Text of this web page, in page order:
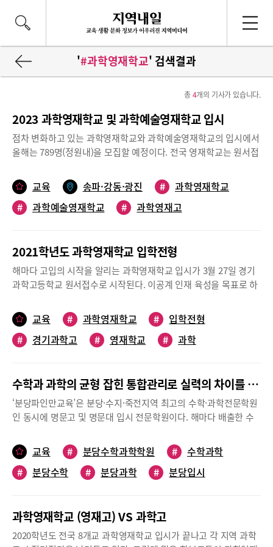
'#과학영재학교' 검색결과
총4개의 기사가 있습니다.
2023 과학영재학교 및 과학예술영재학교 입시
점차 변화하고 있는 과학영재학교와 과학예술영재학교의 입시에서
올해는 789명(정원내)을 모집할 예정이다. 전국 영재학교는 원서접
실시한다. 이후 전국 영재학교의 2단계 지필고사 실시일은 7월 10
일이며, 3단계 전형일은 학교 일정에 맞춰 8월 중에 이루어질 예정
이다.지역인재 우선 선발, 7월 10일 동시에 지필평가 2022학년도부
현상과 사교육의 영향 완화를 꾀하고 있다. 지역인재전형은 2단계
전형 통과자 중에서 일정 비율을 지역인재로 선발하도록 하는 것이
다. 서울과학고의 경우 2022학년도 입시에서 일반전형 모집인원
120명 중 84명(68%) 이내로 지역인재를 선발했다. 서울지역 25개
다. 과학영재학교 및 과학예술영재학교의 전형 방법 중 1단계 전형
에서는 학생기록물 평가, 서류 평가 등 입학담당관을 통한 질적인
평가가 있다. 또 2단계 전형에서는 창의적 문제해결력, 영재성 검
지필평가는 그대로 유지하면서 전년도부터 평가 문항이 개선되었
다. 창의성과 문제해결력 평가를 위해 열린 문항 중심의 문제 풀이
과정에 대한 평가가 확대된다. 2단계 전형은 8개 영재학교 모두 7월
10일, 같은 날에 실시한다. 3단계 전형은 영재 캠프나 융합역량 다
재 우선선발을 유지한다.표1) 2022학년도 전국 과학영재학교 및 과
학예술영재학교 선발 현황 ※ 한국과학예술영재학교는 2022 지원
현황 미공개, 접수자 기준 잠정 자료임, 7개 학교는 지원 현황 공지
학고등학교(시도별 해당 지역 과학고 지원)와는 달리 전국에서 지
원이 가능하다. 작년에 이어 올해 역시 중복 지원이 불가능하기 때
교육 송파·강동·광진 #
과학영재학교
#
과학예술영재학교 # 과학영재고
2021학년도 과학영재학교 입학전형
해마다 고입의 시작을 알리는 과학영재학교 입시가 3월 27일 경기
과학고등학교 원서접수로 시작된다. 이공계 인재 육성을 목표로 하
방침을 발표한 자사고, 외고와 달리 크게 달라지는 것이 없다. 오히
려 불합격을 하더라도 일반고를 비롯한 자사고와 외고, 국제고, 과
학고 등 특목고에 진학할 수 있다는 점과 해마다 발표되는 대입 실
서 3월 초부터 실시하던 각 학교가 준비한 설명회가 취소되고 일부
학교들의 원서 접수 일정이 변경되었다. 따라서 그 어느 때보다 꼼
꼼한 준비가 필요하다.참조 각 과학영재학교 홈페이지8개교에서 지
난해와 동일하게 789명 정원 내 모집전국 단위로 신입생을 모집하
성을 목적으로 한다. 고등학교부터 과학과 수학의 심화과정과 실험
중심의 수업 등 특화된 교육과정을 자유롭게 구성해 영재교육을 실
시하는 영재학교는 6개의 과학영재학교(한국과학영재학교, 서울과
학교, 광주과학고등학교)와 종합적이고 융합적 사고에 중심을 둔 창
의융합적 교과과정을 운영하는 2개의 과학예술영재학교(세종과학
예술영재학교, 인천과학예술영재학교)로 구성되어 있다.올해 8개
교육 # 과학영재학교 #
입학전형
#
경기과학고 # 영재학교 # 과학
수학과 과학의 균형 잡힌 통합관리로 실력의 차이를 만든다
‘분당파인만교육’은 분당·수지·죽전지역 최고의 수학·과학전문학원
인 동시에 명문고 및 명문대 입시 전문학원이다. 해마다 배출한 수
의 교육을 제공하는 분당파인만교육이기에 가능하다. 이처럼 시기
별 목표 중점 학습이 이루어지는 분당파인만에서는 최근 대치동 학
원가와 영재학교 입시에서 실력을 인정받은 강사들을 영입해 과학
방침은 과학영재학교/과학고에 대한 관심을 높였다. 지난 몇 년간
일반고와 비교해 상대적으로 월등한 서울대 합격생 수로 주목받아
온 영재학교는 전기 과학고와 후기고인 자사고/외고/국제고/일반
교육 # 분당수학과학학원 #
수학과학
#
분당수학 # 분당과학 #
분당입시
과학영재학교 (영재고) VS 과학고
2020학년도 전국 8개교 과학영재학교 입시가 끝나고 각 지역 과학